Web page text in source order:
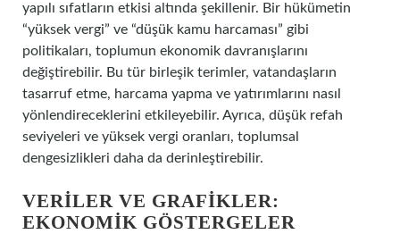
yapılı sıfatların etkisi altında şekillenir. Bir hükümetin
“yüksek vergi” ve “düşük kamu harcaması” gibi
politikaları, toplumun ekonomik davranışlarını
değiştirebilir. Bu tür birleşik terimler, vatandaşların
tasarruf etme, harcama yapma ve yatırımlarını nasıl
yönlendireceklerini etkileyebilir. Ayrıca, düşük refah
seviyeleri ve yüksek vergi oranları, toplumsal
dengesizlikleri daha da derinleştirebilir.
VERILER VE GRAFIKLER:
EKONOMIK GÖSTERGELER